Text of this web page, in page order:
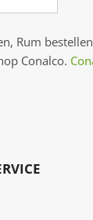
Rum
Conalco.